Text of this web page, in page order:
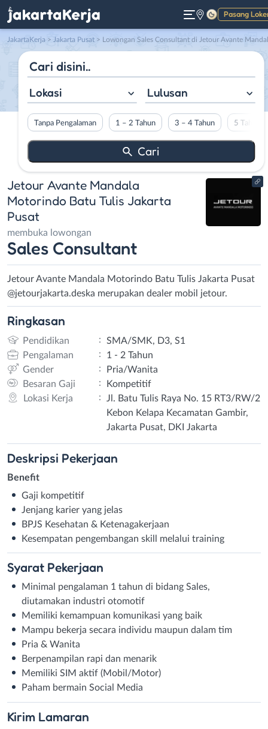
Pasang
Gelap
JakartaKerja > Jakarta Pusat > Lowongan Sales Consultant di Jetour Avante Mandala Motorindo Batu Tulis Jakarta Pusat
Lokasi Lulusan
Tanpa Pengalaman 1 – 2 Tahun 3 – 4 Tahun 5 Tahun
Jetour Avante Mandala
Motorindo Batu Tulis Jakarta
Pusat
membuka lowongan
Sales Consultant
Jetour Avante Mandala Motorindo Batu Tulis Jakarta Pusat
@jetourjakarta.deska merupakan dealer mobil jetour.
Ringkasan
Pendidikan :
SMA/SMK, D3, S1
Pengalaman
:
1 - 2 Tahun
Gender
:
Pria/Wanita
Besaran Gaji
:
Kompetitif
Lokasi Kerja
:
Jl. Batu Tulis Raya No. 15 RT3/RW/2
Kebon Kelapa Kecamatan Gambir,
Jakarta Pusat, DKI Jakarta
Deskripsi Pekerjaan
Benefit
Gaji kompetitif
Jenjang karier yang jelas
BPJS Kesehatan & Ketenagakerjaan
Kesempatan pengembangan skill melalui training
Syarat Pekerjaan
Minimal pengalaman 1 tahun di bidang Sales,
diutamakan industri otomotif
Memiliki kemampuan komunikasi yang baik
Mampu bekerja secara individu maupun dalam tim
Pria & Wanita
Berpenampilan rapi dan menarik
Memiliki SIM aktif (Mobil/Motor)
Paham bermain Social Media
Kirim Lamaran